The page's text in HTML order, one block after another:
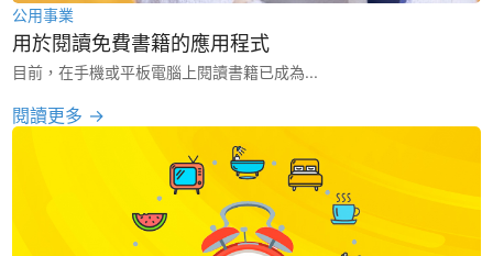
公用事業
用於閱讀免費書籍的應用程式
目前，在手機或平板電腦上閱讀書籍已成為...
閱讀更多 →